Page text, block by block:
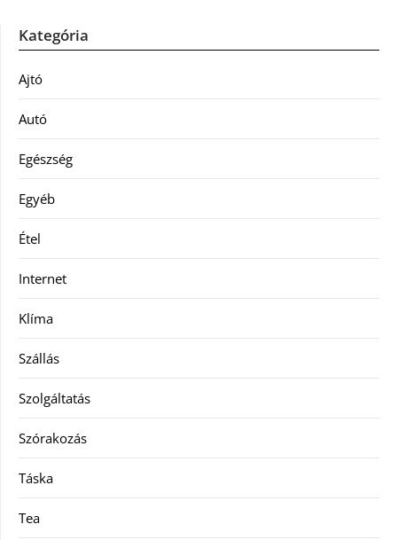
Kategória
Ajtó
Autó
Egészség
Egyéb
Étel
Internet
Klíma
Szállás
Szolgáltatás
Szórakozás
Táska
Tea